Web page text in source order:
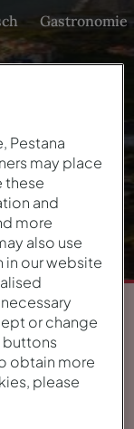
Gastronomie
Pestana
may place
these
and
more
also use
in our website
or change
obtain more
please